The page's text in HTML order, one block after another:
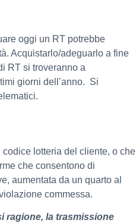
oggi un RT potrebbe
Acquistarlo/adeguarlo a fine
RT si troveranno a
giorni dell’anno. Si
codice lotteria del cliente, o che
che consentono di
aumentata da un quarto al
commessa.
ragione, la trasmissione